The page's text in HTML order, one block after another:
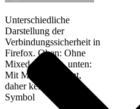
Unterschiedliche
Darstellung der
Verbindungssicherheit in
Firefox. Oben: Ohne
Mixed Content, unten:
Mit Mixed Content,
daher kein Schloss-
Symbol